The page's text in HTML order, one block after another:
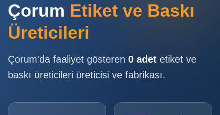
Giriş
Yap
Ol
Sayfa
Çorum Etiket ve Baskı
Üreticileri
Çorum'da faaliyet gösteren 0 adet etiket ve
baskı üreticileri üreticisi ve fabrikası.